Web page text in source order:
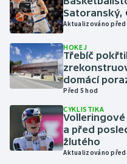
Moderní pětiboj
Motorsport
Olympijské hry
Plavání
Plážový volejbal
Satoranský,
Aktualizováno před
HOKEJ
Třebíč
domácí
Před 5 hod
CYKLISTIKA
a před
žlutého
Aktualizováno před